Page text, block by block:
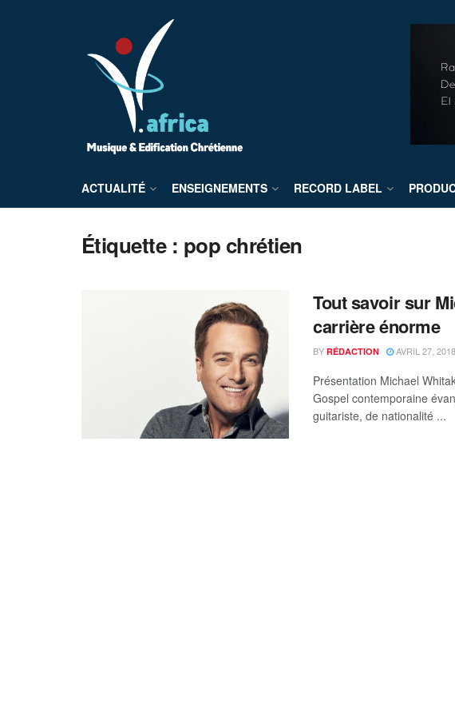
ACTUALITÉ ENSEIGNEMENTS RECORD LABEL
Étiquette : pop chrétien
Tout savoir sur
carrière énorme
BY RÉDACTION AVRIL 27, 2018
Présentation Michael
Gospel contemporaine
guitariste, de nationalité ...